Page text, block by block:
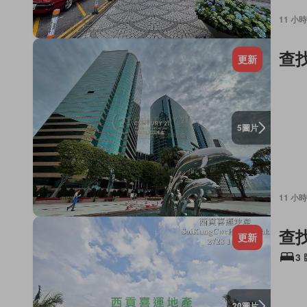
11 小
5圖片
更新 查
11 小
更新 查
3